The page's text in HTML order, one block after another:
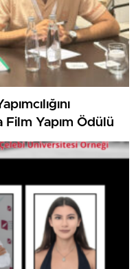
Film Yapım Ödülü